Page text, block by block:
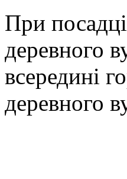
При
деревного
всередині
деревного